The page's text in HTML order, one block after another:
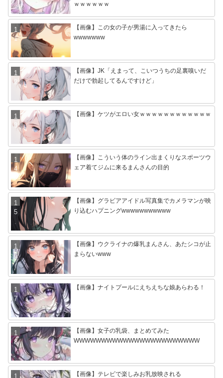
ｗｗｗｗｗｗ
【画像】この女の子が男湯に入ってきたら
wwwwwww
【画像】JK「えまって、こいつうちの足裏嗅いだ
だけで勃起してるんですけど」
【画像】ケツがエロい女ｗｗｗｗｗｗｗｗｗｗｗｗ
【画像】こういう体のライン出まくりなスポーツウ
ェア着てジムに来るまんさんの目的
【画像】グラビアアイドル写真集でカメラマンが映
り込むハプニングwwwwwwwwwww
【画像】ウクライナの爆乳まんさん、あたシコが止
まらないwww
【画像】ナイトプールにえちえちな娘あらわる！
【画像】女子の乳袋、まとめてみた
WWWWWWWWWWWWWWWWWWWWWWW
【画像】テレビで楽しみお乳放映される